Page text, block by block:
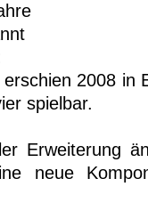
2008 in
spielbar.
Erweiterung
neue